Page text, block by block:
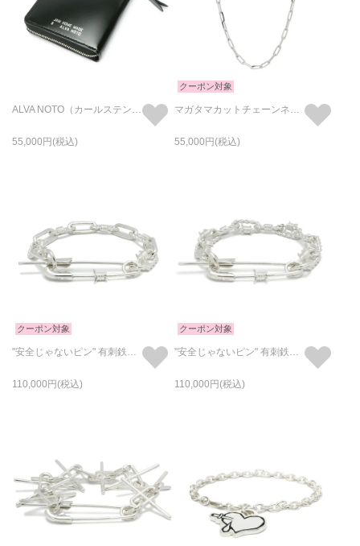
ALVA NOTO（カールステン・ニコライ）SIGNATURE WALLET
55,000
クーポン対象
マガタマカットチェーンネックレス&ブレスレット L - シルバー
55,000
クーポン対象
"安全じゃないピン" 有刺鉄線 & チェーン コンビネーション ブレスレット L
110,000
クーポン対象
"安全じゃないピン" 有刺鉄線 チェーン ブレスレット L
110,000